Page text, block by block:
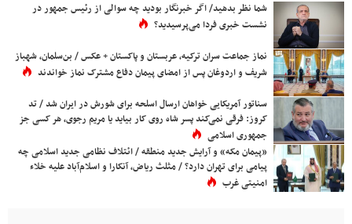
شما نظر بدهید/ اگر خبرنگار بودید چه سوالی از رئیس جمهور در
نشست خبری فردا می‌پرسیدید؟
نماز جماعت سران ترکیه، عربستان و پاکستان + عکس / بن‌سلمان، شهباز
شریف و اردوغان پس از امضای پیمان دفاع مشترک نماز خواندند
سناتور آمریکایی خواهان ارسال اسلحه برای شورش در ایران شد / تد
کروز: فرقی نمی‌کند پسر شاه روی کار بیاید یا مریم رجوی، هر کسی جز
جمهوری اسلامی
«پیمان مکه» و آرایش جدید منطقه / ائتلاف نظامی جدید اسلامی چه
پیامی برای تهران دارد؟ / مثلث ریاض، آنکارا و اسلام‌آباد علیه خلاء
امنیتی غرب